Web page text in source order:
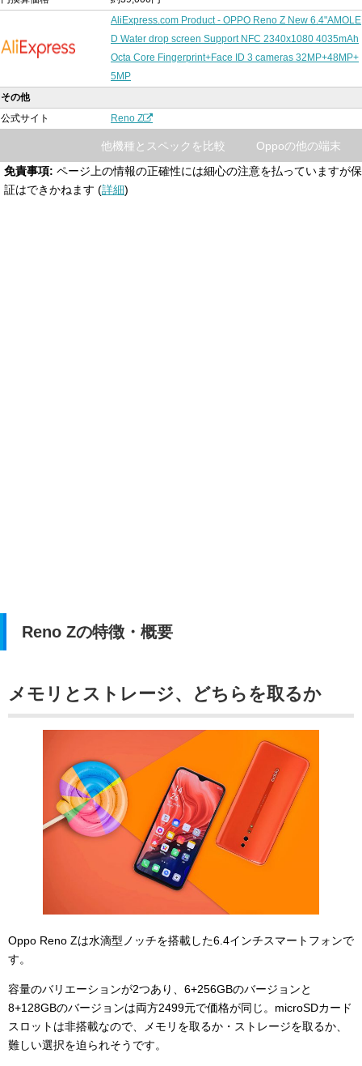
AliExpress.com Product - OPPO Reno Z New 6.4"AMOLE
D Water drop screen Support NFC 2340x1080 4035mAh
Octa Core Fingerprint+Face ID 3 cameras 32MP+48MP+
5MP
その他
公式サイト
Reno Z
Oppoの他の端末
他機種とスペックを比較
免責事項: ページ上の情報の正確性には細心の注意を払っていますが保
証はできかねます (詳細)
Reno Zの特徴・概要
メモリとストレージ、どちらを取るか
Oppo Reno Zは水滴型ノッチを搭載した6.4インチスマートフォンで
す。
容量のバリエーションが2つあり、6+256GBのバージョンと
8+128GBのバージョンは両方2499元で価格が同じ。microSDカード
スロットは非搭載なので、メモリを取るか・ストレージを取るか、
難しい選択を迫られそうです。